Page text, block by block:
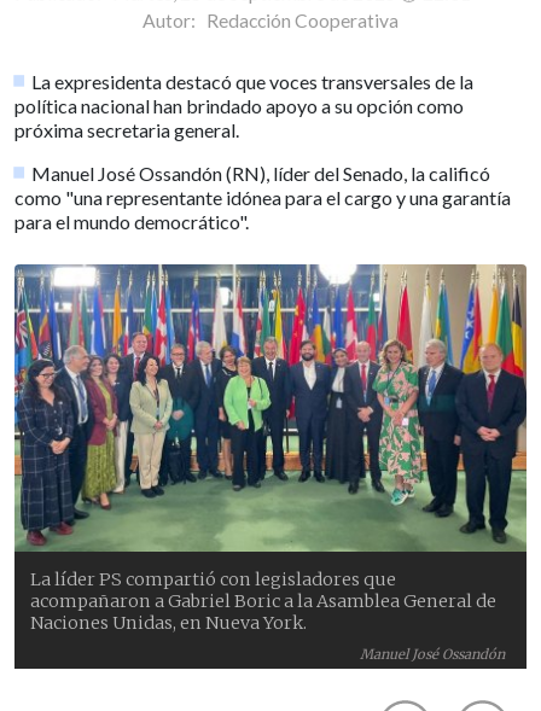
Autor: Redacción Cooperativa
La expresidenta destacó que voces transversales de la
política nacional han brindado apoyo a su opción como
próxima secretaria general.
Manuel José Ossandón (RN), líder del Senado, la calificó
como "una representante idónea para el cargo y una garantía
para el mundo democrático".
Manuel José Ossandón
La líder PS compartió con legisladores que
acompañaron a Gabriel Boric a la Asamblea General de
Naciones Unidas, en Nueva York.